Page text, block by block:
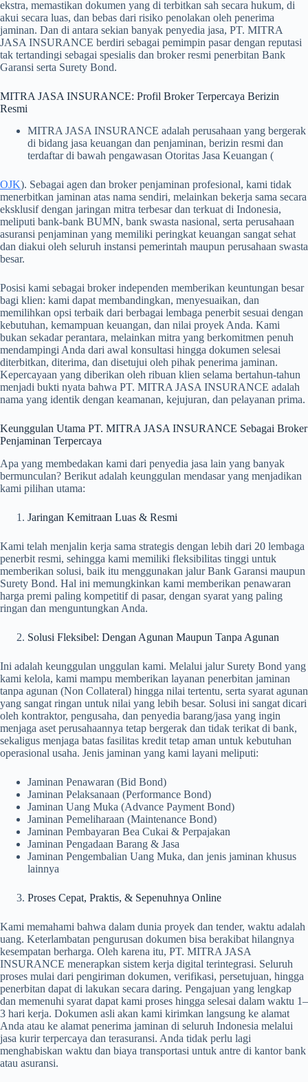
ekstra, memastikan dokumen yang di terbitkan sah secara hukum, di
akui secara luas, dan bebas dari risiko penolakan oleh penerima
jaminan. Dan di antara sekian banyak penyedia jasa, PT. MITRA
JASA INSURANCE berdiri sebagai pemimpin pasar dengan reputasi
tak tertandingi sebagai spesialis dan broker resmi penerbitan Bank
Garansi serta Surety Bond.
MITRA JASA INSURANCE: Profil Broker Terpercaya Berizin
Resmi
MITRA JASA INSURANCE adalah perusahaan yang bergerak
di bidang jasa keuangan dan penjaminan, berizin resmi dan
terdaftar di bawah pengawasan Otoritas Jasa Keuangan (
OJK). Sebagai agen dan broker penjaminan profesional, kami tidak
menerbitkan jaminan atas nama sendiri, melainkan bekerja sama secara
eksklusif dengan jaringan mitra terbesar dan terkuat di Indonesia,
meliputi bank-bank BUMN, bank swasta nasional, serta perusahaan
asuransi penjaminan yang memiliki peringkat keuangan sangat sehat
dan diakui oleh seluruh instansi pemerintah maupun perusahaan swasta
besar.
Posisi kami sebagai broker independen memberikan keuntungan besar
bagi klien: kami dapat membandingkan, menyesuaikan, dan
memilihkan opsi terbaik dari berbagai lembaga penerbit sesuai dengan
kebutuhan, kemampuan keuangan, dan nilai proyek Anda. Kami
bukan sekadar perantara, melainkan mitra yang berkomitmen penuh
mendampingi Anda dari awal konsultasi hingga dokumen selesai
diterbitkan, diterima, dan disetujui oleh pihak penerima jaminan.
Kepercayaan yang diberikan oleh ribuan klien selama bertahun-tahun
menjadi bukti nyata bahwa PT. MITRA JASA INSURANCE adalah
nama yang identik dengan keamanan, kejujuran, dan pelayanan prima.
Keunggulan Utama PT. MITRA JASA INSURANCE Sebagai Broker
Penjaminan Terpercaya
Apa yang membedakan kami dari penyedia jasa lain yang banyak
bermunculan? Berikut adalah keunggulan mendasar yang menjadikan
kami pilihan utama:
Jaringan Kemitraan Luas & Resmi
Kami telah menjalin kerja sama strategis dengan lebih dari 20 lembaga
penerbit resmi, sehingga kami memiliki fleksibilitas tinggi untuk
memberikan solusi, baik itu menggunakan jalur Bank Garansi maupun
Surety Bond. Hal ini memungkinkan kami memberikan penawaran
harga premi paling kompetitif di pasar, dengan syarat yang paling
ringan dan menguntungkan Anda.
Solusi Fleksibel: Dengan Agunan Maupun Tanpa Agunan
Ini adalah keunggulan unggulan kami. Melalui jalur Surety Bond yang
kami kelola, kami mampu memberikan layanan penerbitan jaminan
tanpa agunan (Non Collateral) hingga nilai tertentu, serta syarat agunan
yang sangat ringan untuk nilai yang lebih besar. Solusi ini sangat dicari
oleh kontraktor, pengusaha, dan penyedia barang/jasa yang ingin
menjaga aset perusahaannya tetap bergerak dan tidak terikat di bank,
sekaligus menjaga batas fasilitas kredit tetap aman untuk kebutuhan
operasional usaha. Jenis jaminan yang kami layani meliputi:
Jaminan Penawaran (Bid Bond)
Jaminan Pelaksanaan (Performance Bond)
Jaminan Uang Muka (Advance Payment Bond)
Jaminan Pemeliharaan (Maintenance Bond)
Jaminan Pembayaran Bea Cukai & Perpajakan
Jaminan Pengadaan Barang & Jasa
Jaminan Pengembalian Uang Muka, dan jenis jaminan khusus
lainnya
Proses Cepat, Praktis, & Sepenuhnya Online
Kami memahami bahwa dalam dunia proyek dan tender, waktu adalah
uang. Keterlambatan pengurusan dokumen bisa berakibat hilangnya
kesempatan berharga. Oleh karena itu, PT. MITRA JASA
INSURANCE menerapkan sistem kerja digital terintegrasi. Seluruh
proses mulai dari pengiriman dokumen, verifikasi, persetujuan, hingga
penerbitan dapat di lakukan secara daring. Pengajuan yang lengkap
dan memenuhi syarat dapat kami proses hingga selesai dalam waktu 1–
3 hari kerja. Dokumen asli akan kami kirimkan langsung ke alamat
Anda atau ke alamat penerima jaminan di seluruh Indonesia melalui
jasa kurir terpercaya dan terasuransi. Anda tidak perlu lagi
menghabiskan waktu dan biaya transportasi untuk antre di kantor bank
atau asuransi.